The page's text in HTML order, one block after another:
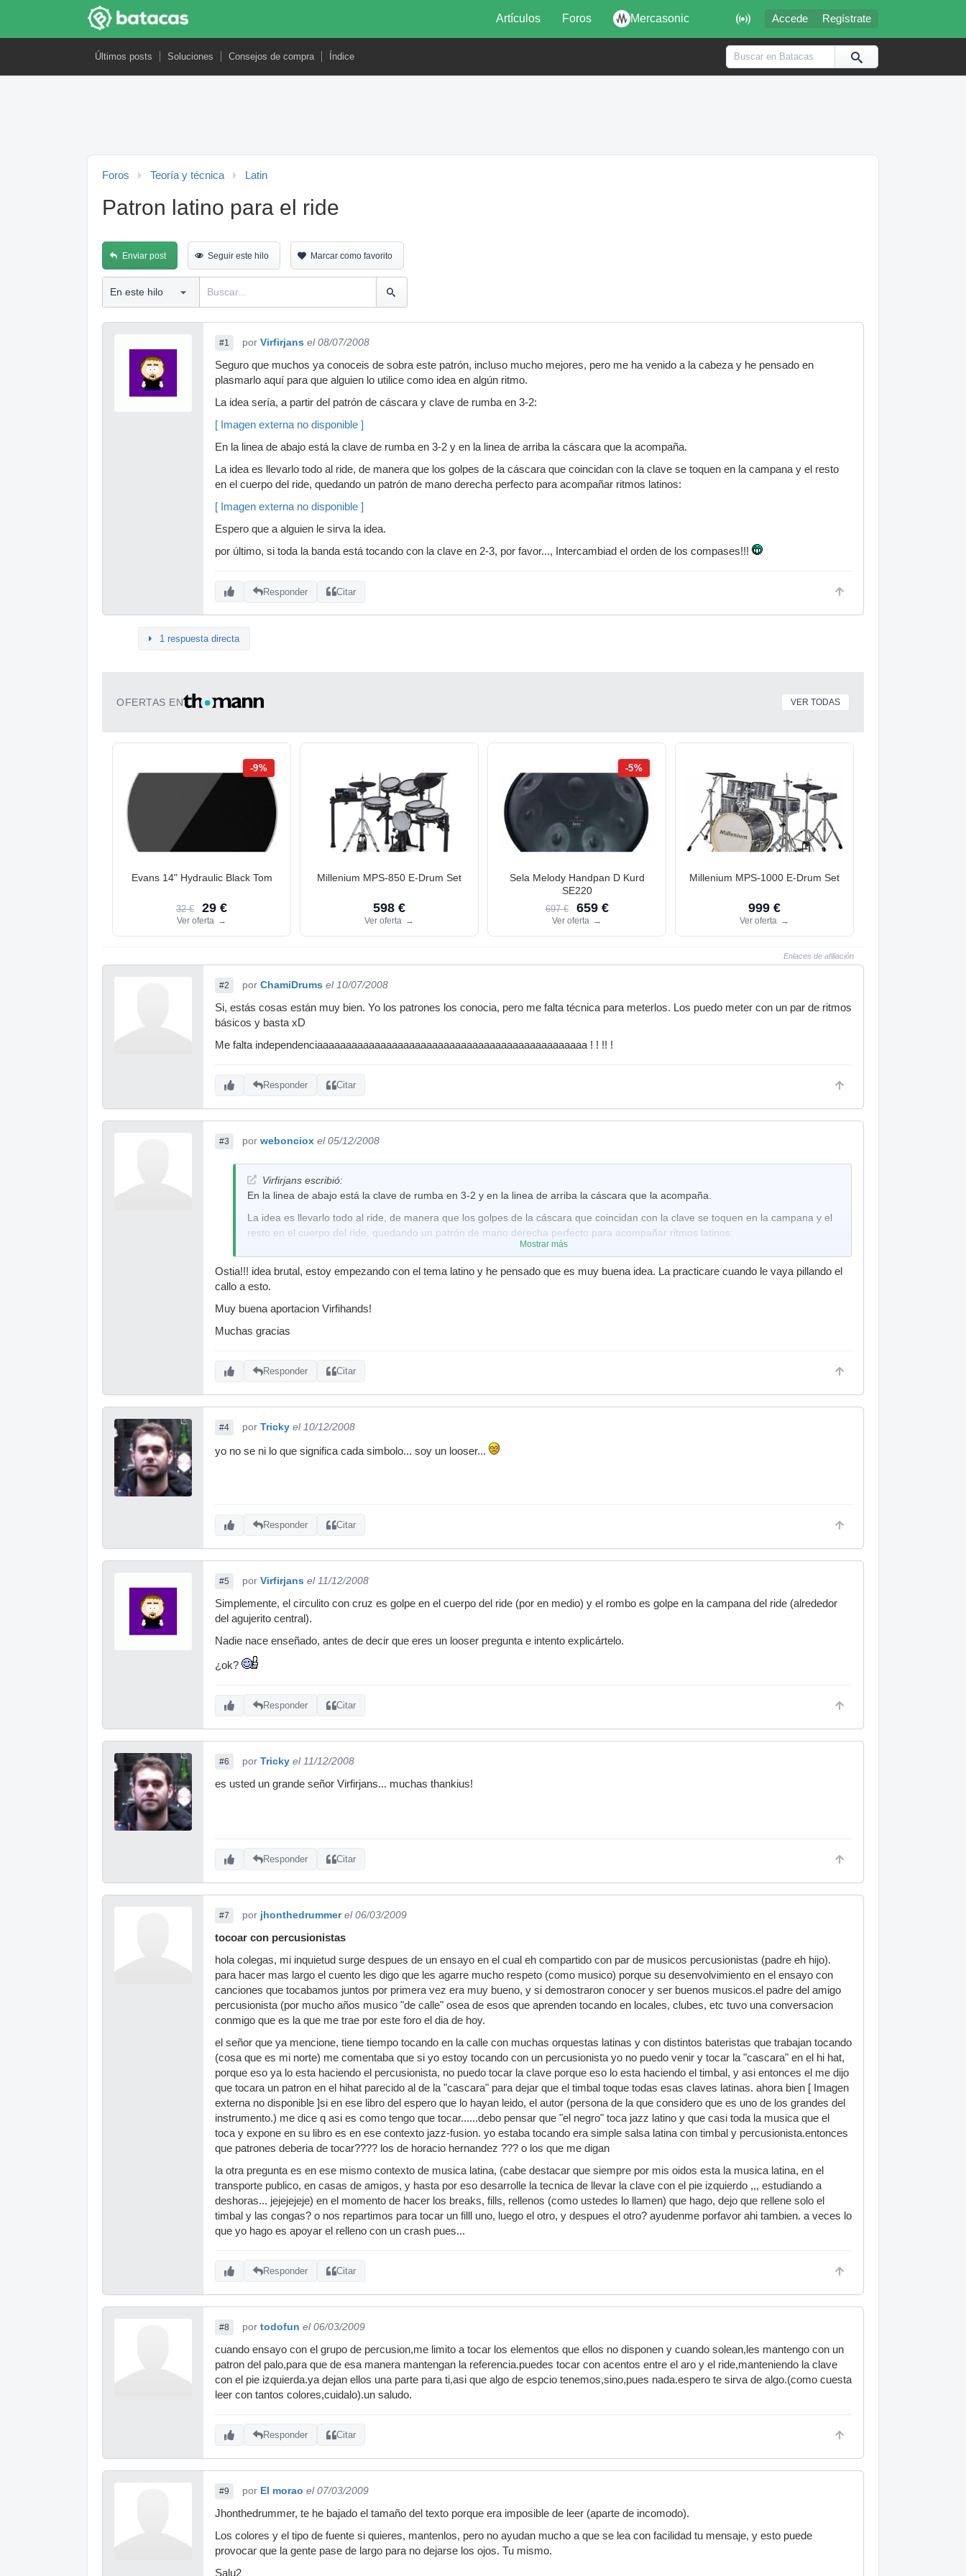
 Accede Regístrate
Artículos Foros Mercasonic
Últimos posts Soluciones Consejos de compra Índice
Foros Teoría y técnica Latin
Patron latino para el ride
Enviar post Seguir este hilo Marcar como favorito
#1 por Virfirjans el 08/07/2008
Seguro que muchos ya conoceis de sobra este patrón, incluso mucho mejores, pero me ha venido a la cabeza y he pensado en
plasmarlo aquí para que alguien lo utilice como idea en algún ritmo.
La idea sería, a partir del patrón de cáscara y clave de rumba en 3-2:
[ Imagen externa no disponible ]
En la linea de abajo está la clave de rumba en 3-2 y en la linea de arriba la cáscara que la acompaña.
La idea es llevarlo todo al ride, de manera que los golpes de la cáscara que coincidan con la clave se toquen en la campana y el resto
en el cuerpo del ride, quedando un patrón de mano derecha perfecto para acompañar ritmos latinos:
[ Imagen externa no disponible ]
Espero que a alguien le sirva la idea.
por último, si toda la banda está tocando con la clave en 2-3, por favor..., Intercambiad el orden de los compases!!!
Responder Citar
1 respuesta directa
OFERTAS EN VER TODAS
-9%
Evans 14" Hydraulic Black Tom
32 € 29 €
Ver oferta →
Millenium MPS-850 E-Drum Set
598 €
Ver oferta →
-5%
Sela Melody Handpan D Kurd
SE220
697 € 659 €
Ver oferta →
Millenium MPS-1000 E-Drum Set
999 €
Ver oferta →
Enlaces de afiliación
#2 por ChamiDrums el 10/07/2008
Si, estás cosas están muy bien. Yo los patrones los conocia, pero me falta técnica para meterlos. Los puedo meter con un par de ritmos
básicos y basta xD
Me falta independenciaaaaaaaaaaaaaaaaaaaaaaaaaaaaaaaaaaaaaaaaaaaaaaa ! ! !! !
Responder Citar
#3 por webonciox el 05/12/2008
Virfirjans escribió:
En la linea de abajo está la clave de rumba en 3-2 y en la linea de arriba la cáscara que la acompaña.
La idea es llevarlo todo al ride, de manera que los golpes de la cáscara que coincidan con la clave se toquen en la campana y el
resto en el cuerpo del ride, quedando un patrón de mano derecha perfecto para acompañar ritmos latinos:
Mostrar más
Ostia!!! idea brutal, estoy empezando con el tema latino y he pensado que es muy buena idea. La practicare cuando le vaya pillando el
callo a esto.
Muy buena aportacion Virfihands!
Muchas gracias
Responder Citar
#4 por Tricky el 10/12/2008
yo no se ni lo que significa cada simbolo... soy un looser...
Responder Citar
#5 por Virfirjans el 11/12/2008
Simplemente, el circulito con cruz es golpe en el cuerpo del ride (por en medio) y el rombo es golpe en la campana del ride (alrededor
del agujerito central).
Nadie nace enseñado, antes de decir que eres un looser pregunta e intento explicártelo.
¿ok?
Responder Citar
#6 por Tricky el 11/12/2008
es usted un grande señor Virfirjans... muchas thankius!
Responder Citar
#7 por jhonthedrummer el 06/03/2009
tocoar con percusionistas
hola colegas, mi inquietud surge despues de un ensayo en el cual eh compartido con par de musicos percusionistas (padre eh hijo).
para hacer mas largo el cuento les digo que les agarre mucho respeto (como musico) porque su desenvolvimiento en el ensayo con
canciones que tocabamos juntos por primera vez era muy bueno, y si demostraron conocer y ser buenos musicos.el padre del amigo
percusionista (por mucho años musico "de calle" osea de esos que aprenden tocando en locales, clubes, etc tuvo una conversacion
conmigo que es la que me trae por este foro el dia de hoy.
el señor que ya mencione, tiene tiempo tocando en la calle con muchas orquestas latinas y con distintos bateristas que trabajan tocando
(cosa que es mi norte) me comentaba que si yo estoy tocando con un percusionista yo no puedo venir y tocar la "cascara" en el hi hat,
porque eso ya lo esta haciendo el percusionista, no puedo tocar la clave porque eso lo esta haciendo el timbal, y asi entonces el me dijo
que tocara un patron en el hihat parecido al de la "cascara" para dejar que el timbal toque todas esas claves latinas. ahora bien [ Imagen
externa no disponible ]si en ese libro del espero que lo hayan leido, el autor (persona de la que considero que es uno de los grandes del
instrumento.) me dice q asi es como tengo que tocar......debo pensar que "el negro" toca jazz latino y que casi toda la musica que el
toca y expone en su libro es en ese contexto jazz-fusion. yo estaba tocando era simple salsa latina con timbal y percusionista.entonces
que patrones deberia de tocar???? los de horacio hernandez ??? o los que me digan
la otra pregunta es en ese mismo contexto de musica latina, (cabe destacar que siempre por mis oidos esta la musica latina, en el
transporte publico, en casas de amigos, y hasta por eso desarrolle la tecnica de llevar la clave con el pie izquierdo ,,, estudiando a
deshoras... jejejejeje) en el momento de hacer los breaks, fills, rellenos (como ustedes lo llamen) que hago, dejo que rellene solo el
timbal y las congas? o nos repartimos para tocar un filll uno, luego el otro, y despues el otro? ayudenme porfavor ahi tambien. a veces lo
que yo hago es apoyar el relleno con un crash pues...
Responder Citar
#8 por todofun el 06/03/2009
cuando ensayo con el grupo de percusion,me limito a tocar los elementos que ellos no disponen y cuando solean,les mantengo con un
patron del palo,para que de esa manera mantengan la referencia.puedes tocar con acentos entre el aro y el ride,manteniendo la clave
con el pie izquierda.ya dejan ellos una parte para ti,asi que algo de espcio tenemos,sino,pues nada.espero te sirva de algo.(como cuesta
leer con tantos colores,cuidalo).un saludo.
Responder Citar
#9 por El morao el 07/03/2009
Jhonthedrummer, te he bajado el tamaño del texto porque era imposible de leer (aparte de incomodo).
Los colores y el tipo de fuente si quieres, mantenlos, pero no ayudan mucho a que se lea con facilidad tu mensaje, y esto puede
provocar que la gente pase de largo para no dejarse los ojos. Tu mismo.
Salu2